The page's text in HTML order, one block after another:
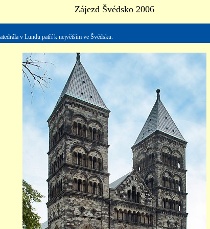
Zájezd Švédsko 2006
v Lundu patří k největším ve Švédsku.